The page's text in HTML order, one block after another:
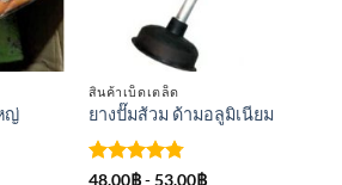
ญ่
สินค้าเบ็ดเตล็ด
ยางปั๊มส้วม ด้ามอลูมิเนียม
ให้คะแนน
48.00฿-53.00฿